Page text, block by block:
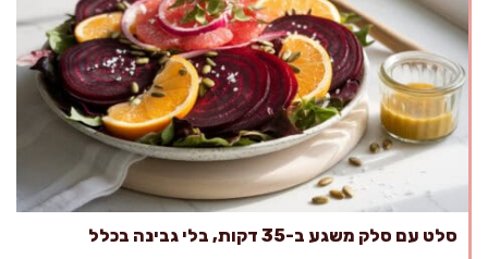
סלט עם סלק משגע ב-35 דקות, בלי גבינה בכלל